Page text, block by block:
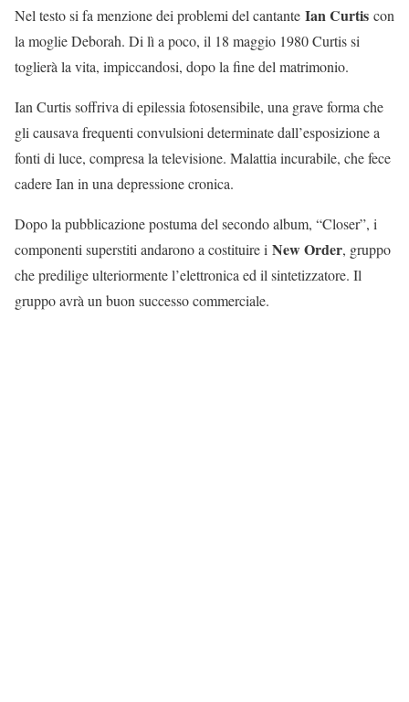
Nel testo si fa menzione dei problemi del cantante Ian Curtis con
la moglie Deborah. Di lì a poco, il 18 maggio 1980 Curtis si
toglierà la vita, impiccandosi, dopo la fine del matrimonio.
Ian Curtis soffriva di epilessia fotosensibile, una grave forma che
gli causava frequenti convulsioni determinate dall’esposizione a
fonti di luce, compresa la televisione. Malattia incurabile, che fece
cadere Ian in una depressione cronica.
Dopo la pubblicazione postuma del secondo album, “Closer”, i
componenti superstiti andarono a costituire i New Order, gruppo
che predilige ulteriormente l’elettronica ed il sintetizzatore. Il
gruppo avrà un buon successo commerciale.